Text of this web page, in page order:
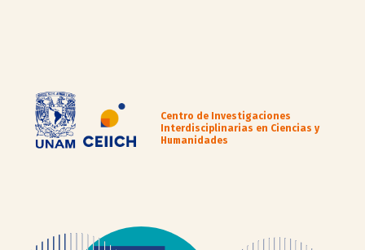
Centro de Investigaciones
Interdisciplinarias en Ciencias y
Humanidades